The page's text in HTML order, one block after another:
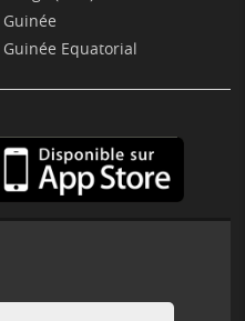
Guinée
Guinée Equatorial